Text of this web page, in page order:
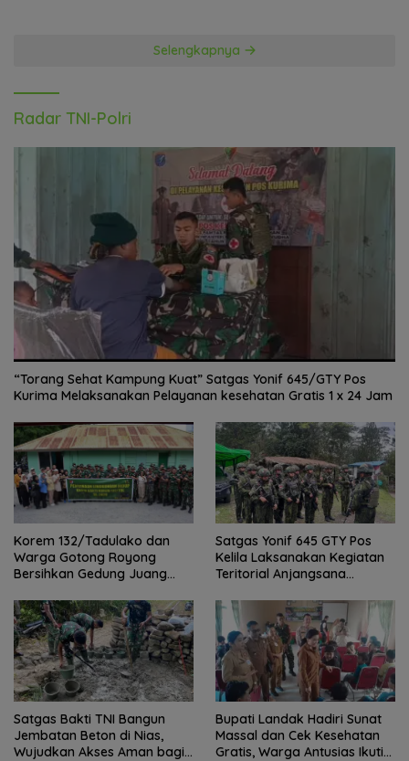
Selengkapnya
Radar TNI-Polri
“Torang Sehat Kampung Kuat” Satgas Yonif 645/GTY Pos
Kurima Melaksanakan Pelayanan kesehatan Gratis 1 x 24 Jam
Korem 132/Tadulako dan
Warga Gotong Royong
Bersihkan Gedung Juang
Satgas Yonif 645 GTY Pos
Kelila Laksanakan Kegiatan
Teritorial Anjangsana
Lurah
Satgas Bakti TNI Bangun
Jembatan Beton di Nias,
Wujudkan Akses Aman bagi
Bupati Landak Hadiri Sunat
Massal dan Cek Kesehatan
Gratis, Warga Antusias Ikuti